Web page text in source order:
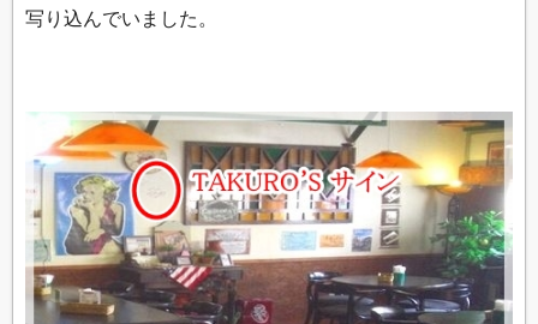
写り込んでいました。